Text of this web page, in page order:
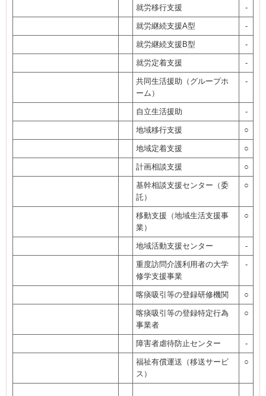
就労移行支援 -
就労継続支援A型 -
就労継続支援B型 -
就労定着支援 -
共同生活援助（グループホ
ーム）
-
自立生活援助 -
地域移行支援 ○
地域定着支援 ○
計画相談支援 ○
基幹相談支援センター（委
託）
○
移動支援（地域生活支援事
業）
○
地域活動支援センター -
重度訪問介護利用者の大学
修学支援事業
-
喀痰吸引等の登録研修機関 ○
喀痰吸引等の登録特定行為
事業者
○
障害者虐待防止センター -
福祉有償運送（移送サービ
ス）
○